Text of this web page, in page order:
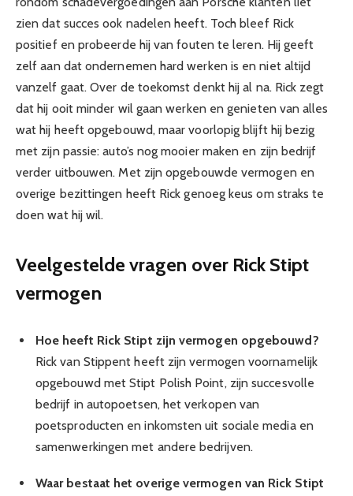
zien dat succes ook nadelen heeft. Toch bleef Rick
positief en probeerde hij van fouten te leren. Hij geeft
zelf aan dat ondernemen hard werken is en niet altijd
vanzelf gaat. Over de toekomst denkt hij al na. Rick zegt
dat hij ooit minder wil gaan werken en genieten van alles
wat hij heeft opgebouwd, maar voorlopig blijft hij bezig
met zijn passie: auto’s nog mooier maken en zijn bedrijf
verder uitbouwen. Met zijn opgebouwde vermogen en
overige bezittingen heeft Rick genoeg keus om straks te
doen wat hij wil.
Veelgestelde vragen over Rick Stipt
vermogen
Hoe heeft Rick Stipt zijn vermogen opgebouwd?
Rick van Stippent heeft zijn vermogen voornamelijk
opgebouwd met Stipt Polish Point, zijn succesvolle
bedrijf in autopoetsen, het verkopen van
poetsproducten en inkomsten uit sociale media en
samenwerkingen met andere bedrijven.
Waar bestaat het overige vermogen van Rick Stipt